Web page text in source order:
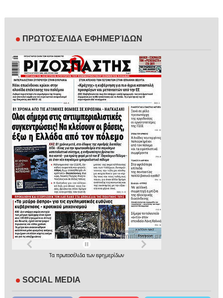
ΠΡΩΤΟΣΈΛΙΔΑ ΕΦΗΜΕΡΊΔΩΝ
Τα πρωτοσέλιδατων εφημερίδων
SOCIAL MEDIA